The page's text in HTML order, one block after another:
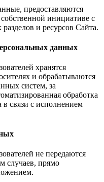
предоставляются
инициативе с
и ресурсов Сайта.
данных
хранятся
и обрабатываются
систем, за
обработка
связи с исполнением
не передаются
случаев, прямо